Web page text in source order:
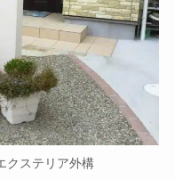
クステリア外構